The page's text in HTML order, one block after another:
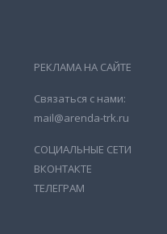
РЕКЛАМА НА САЙТЕ
Связаться с нами:
mail@arenda-trk.ru
СОЦИАЛЬНЫЕ СЕТИ
ВКОНТАКТЕ
ТЕЛЕГРАМ